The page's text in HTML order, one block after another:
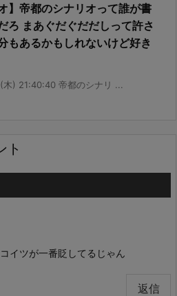
】帝都のシナリオって誰が書
ろ まあぐだぐだだしって許さ
もあるかもしれないけど好き
) 21:40:40 帝都のシナリ ...
ト
イツが一番貶してるじゃん
返信